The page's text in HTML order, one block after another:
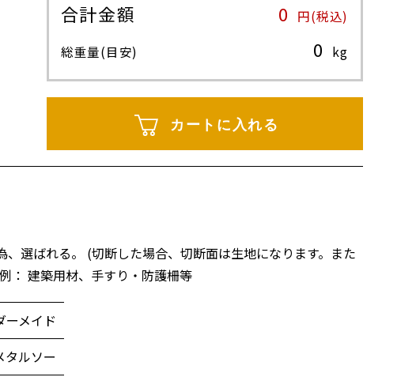
合計金額 0 円(税込)
総重量(目安) 0 kg
カートに入れる
選ばれる。 (切断した場合、切断面は生地になります。また
： 建築用材、手すり・防護柵等
ーメイド
タルソー